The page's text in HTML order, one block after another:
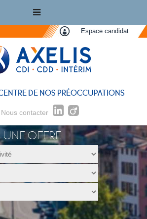
Espace candidat
DE NOS PRÉOCCUPATIONS
contacter
UNE OFFRE